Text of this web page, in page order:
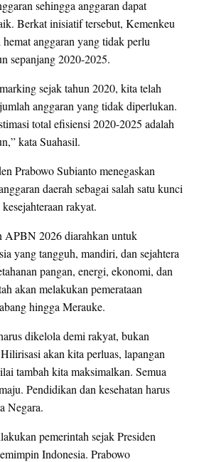
sehingga anggaran dapat
Berkat inisiatif tersebut, Kemenkeu
anggaran yang tidak perlu
sepanjang 2020-2025.
sejak tahun 2020, kita telah
anggaran yang tidak diperlukan.
total efisiensi 2020-2025 adalah
kata Suahasil.
Prabowo Subianto menegaskan
daerah sebagai salah satu kunci
rakyat.
APBN 2026 diarahkan untuk
yang tangguh, mandiri, dan sejahtera
pangan, energi, ekonomi, dan
akan melakukan pemerataan
hingga Merauke.
dikelola demi rakyat, bukan
akan kita perluas, lapangan
tambah kita maksimalkan. Semua
Pendidikan dan kesehatan harus
Negara.
pemerintah sejak Presiden
Indonesia. Prabowo